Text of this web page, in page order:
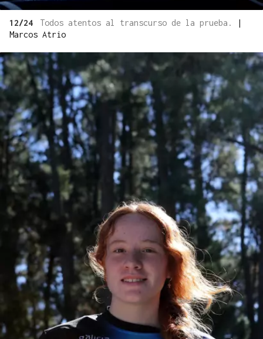
12/24 Todos atentos al transcurso de la prueba.
|
Marcos Atrio